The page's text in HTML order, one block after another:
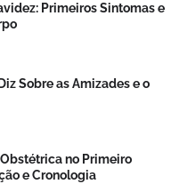
Primeiros Sintomas e
Sobre as Amizades e o
no Primeiro
e Cronologia